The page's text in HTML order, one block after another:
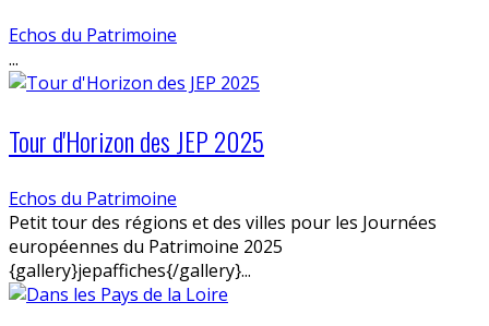
Echos du Patrimoine
...
Tour d'Horizon des JEP 2025
Echos du Patrimoine
Petit tour des régions et des villes pour les Journées
européennes du Patrimoine 2025
{gallery}jepaffiches{/gallery}...